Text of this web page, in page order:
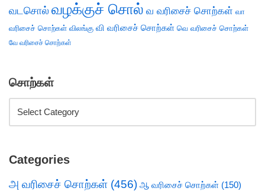
வடசொல் வழக்குச் சொல் வ வரிசைச் சொற்கள் வா
வரிசைச் சொற்கள் விலங்கு வி வரிசைச் சொற்கள் வெ வரிசைச் சொற்கள்
வே வரிசைச் சொற்கள்
சொற்கள்
Categories
அ வரிசைச் சொற்கள் (456) ஆ வரிசைச் சொற்கள் (150)